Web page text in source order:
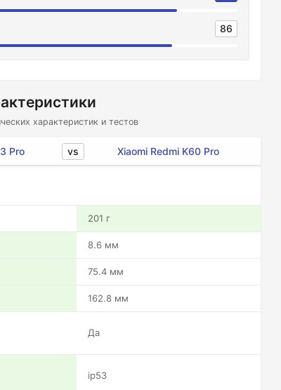
86
характеристик и тестов
Pro vs Xiaomi Redmi K60 Pro
201 г
8.6 мм
75.4 мм
162.8 мм
Да
ip53